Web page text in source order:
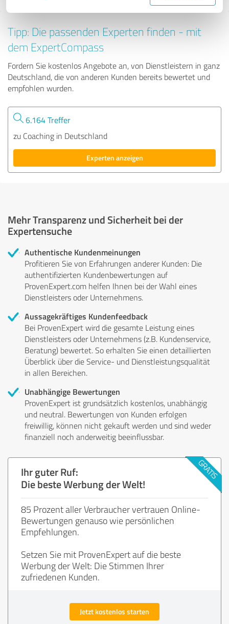
Tipp: Die passenden Experten finden - mit
dem ExpertCompass
Fordern Sie kostenlos Angebote an, von Dienstleistern in ganz
Deutschland, die von anderen Kunden bereits bewertet und
empfohlen wurden.
6.164 Treffer
zu Coaching in Deutschland
Experten anzeigen
Mehr Transparenz und Sicherheit bei der
Expertensuche
Authentische Kundenmeinungen
Profitieren Sie von Erfahrungen anderer Kunden: Die
authentifizierten Kundenbewertungen auf
ProvenExpert.com helfen Ihnen bei der Wahl eines
Dienstleisters oder Unternehmens.
Aussagekräftiges Kundenfeedback
Bei ProvenExpert wird die gesamte Leistung eines
Dienstleisters oder Unternehmens (z.B. Kundenservice,
Beratung) bewertet. So erhalten Sie einen detaillierten
Überblick über die Service- und Dienstleistungsqualität
in allen Bereichen.
Unabhängige Bewertungen
ProvenExpert ist grundsätzlich kostenlos, unabhängig
und neutral. Bewertungen von Kunden erfolgen
freiwillig, können nicht gekauft werden und sind weder
finanziell noch anderweitig beeinflussbar.
Ihr guter Ruf:
Die beste Werbung der Welt!
85 Prozent aller Verbraucher vertrauen Online-
Bewertungen genauso wie persönlichen
Empfehlungen.
Setzen Sie mit ProvenExpert auf die beste
Werbung der Welt: Die Stimmen Ihrer
zufriedenen Kunden.
Jetzt kostenlos starten